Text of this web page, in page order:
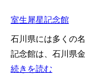
見
こ
ろ・
料
沢
立
安
江
室生犀星記念館
石川県には多くの
記念館は、石川県
続きを読む: